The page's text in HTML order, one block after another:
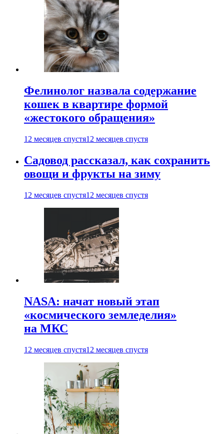
Фелинолог назвала содержание
кошек в квартире формой
«жестокого обращения»
12 месяцев спустя12 месяцев спустя
Садовод рассказал, как сохранить
овощи и фрукты на зиму
12 месяцев спустя12 месяцев спустя
NASA: начат новый этап
«космического земледелия»
на МКС
12 месяцев спустя12 месяцев спустя